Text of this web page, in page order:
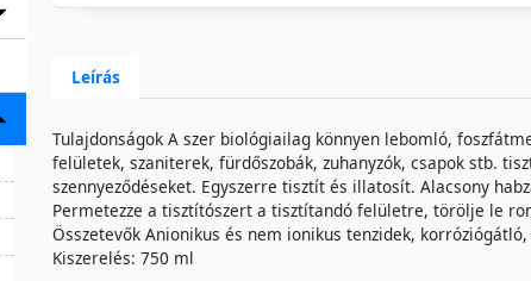
Leírás
Tulajdonságok A szer biológiailag könnyen lebomló,
felületek, szaniterek, fürdőszobák, zuhanyzók, csapok stb.
szennyeződéseket. Egyszerre tisztít és illatosít. Alacsony
Permetezze a tisztítószert a tisztítandó felületre, törölje le
Összetevők Anionikus és nem ionikus tenzidek,
Kiszerelés: 750 ml